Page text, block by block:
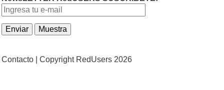
Contacto | Copyright RedUsers 2026